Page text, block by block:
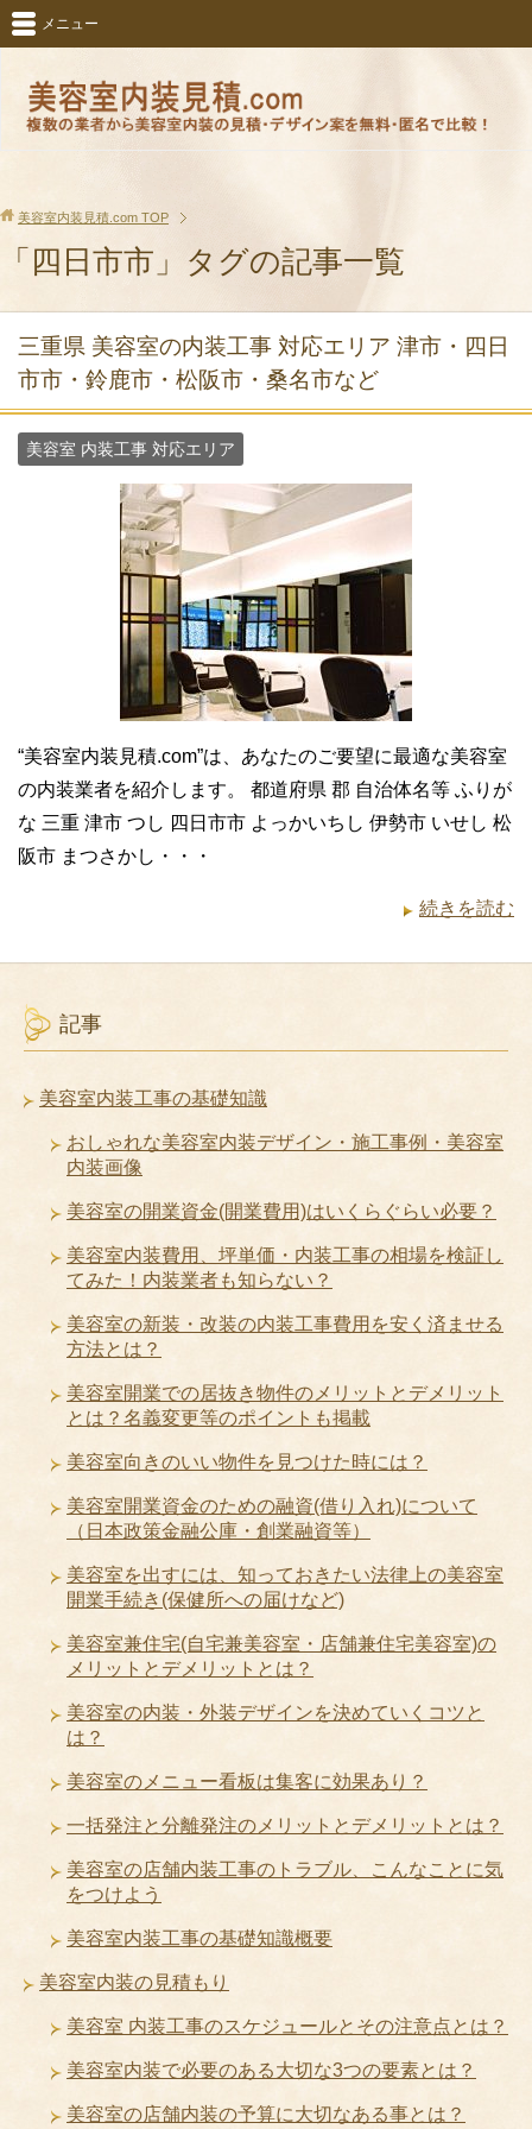
メニュー
美容室内装見積.com TOP
「四日市市」タグの記事一覧
三重県 美容室の内装工事 対応エリア 津市・四日
市市・鈴鹿市・松阪市・桑名市など
美容室 内装工事 対応エリア
“美容室内装見積.com”は、あなたのご要望に最適な美容室
の内装業者を紹介します。 都道府県 郡 自治体名等 ふりが
な 三重 津市 つし 四日市市 よっかいちし 伊勢市 いせし 松
阪市 まつさかし・・・
続きを読む
記事
美容室内装工事の基礎知識
おしゃれな美容室内装デザイン・施工事例・美容室
内装画像
美容室の開業資金(開業費用)はいくらぐらい必要？
美容室内装費用、坪単価・内装工事の相場を検証し
てみた！内装業者も知らない？
美容室の新装・改装の内装工事費用を安く済ませる
方法とは？
美容室開業での居抜き物件のメリットとデメリット
とは？名義変更等のポイントも掲載
美容室向きのいい物件を見つけた時には？
美容室開業資金のための融資(借り入れ)について
（日本政策金融公庫・創業融資等）
美容室を出すには、知っておきたい法律上の美容室
開業手続き(保健所への届けなど)
美容室兼住宅(自宅兼美容室・店舗兼住宅美容室)の
メリットとデメリットとは？
美容室の内装・外装デザインを決めていくコツと
は？
美容室のメニュー看板は集客に効果あり？
一括発注と分離発注のメリットとデメリットとは？
美容室の店舗内装工事のトラブル、こんなことに気
をつけよう
美容室内装工事の基礎知識概要
美容室内装の見積もり
美容室 内装工事のスケジュールとその注意点とは？
美容室内装で必要のある大切な3つの要素とは？
美容室の店舗内装の予算に大切なある事とは？